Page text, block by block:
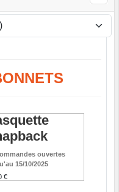
ouvertes
15/10/2025
€